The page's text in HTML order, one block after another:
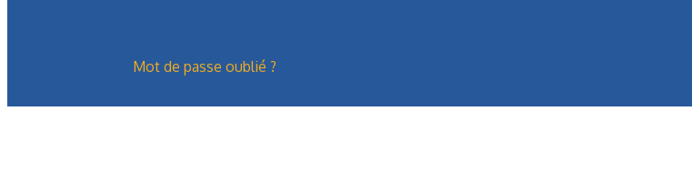
Tsubaki Kabelschlepp
Mécanique
Chaînes porte-câbles hautes
performances pour terminaux
pour les machines-outils
Mot de passe oublié ?